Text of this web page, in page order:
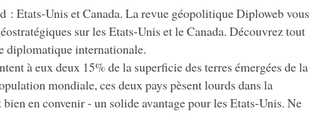
: Etats-Unis et Canada. La revue géopolitique Diploweb vous
sur les Etats-Unis et le Canada. Découvrez tout
diplomatique internationale.
à eux deux 15% de la superficie des terres émergées de la
mondiale, ces deux pays pèsent lourds dans la
en convenir - un solide avantage pour les Etats-Unis. Ne